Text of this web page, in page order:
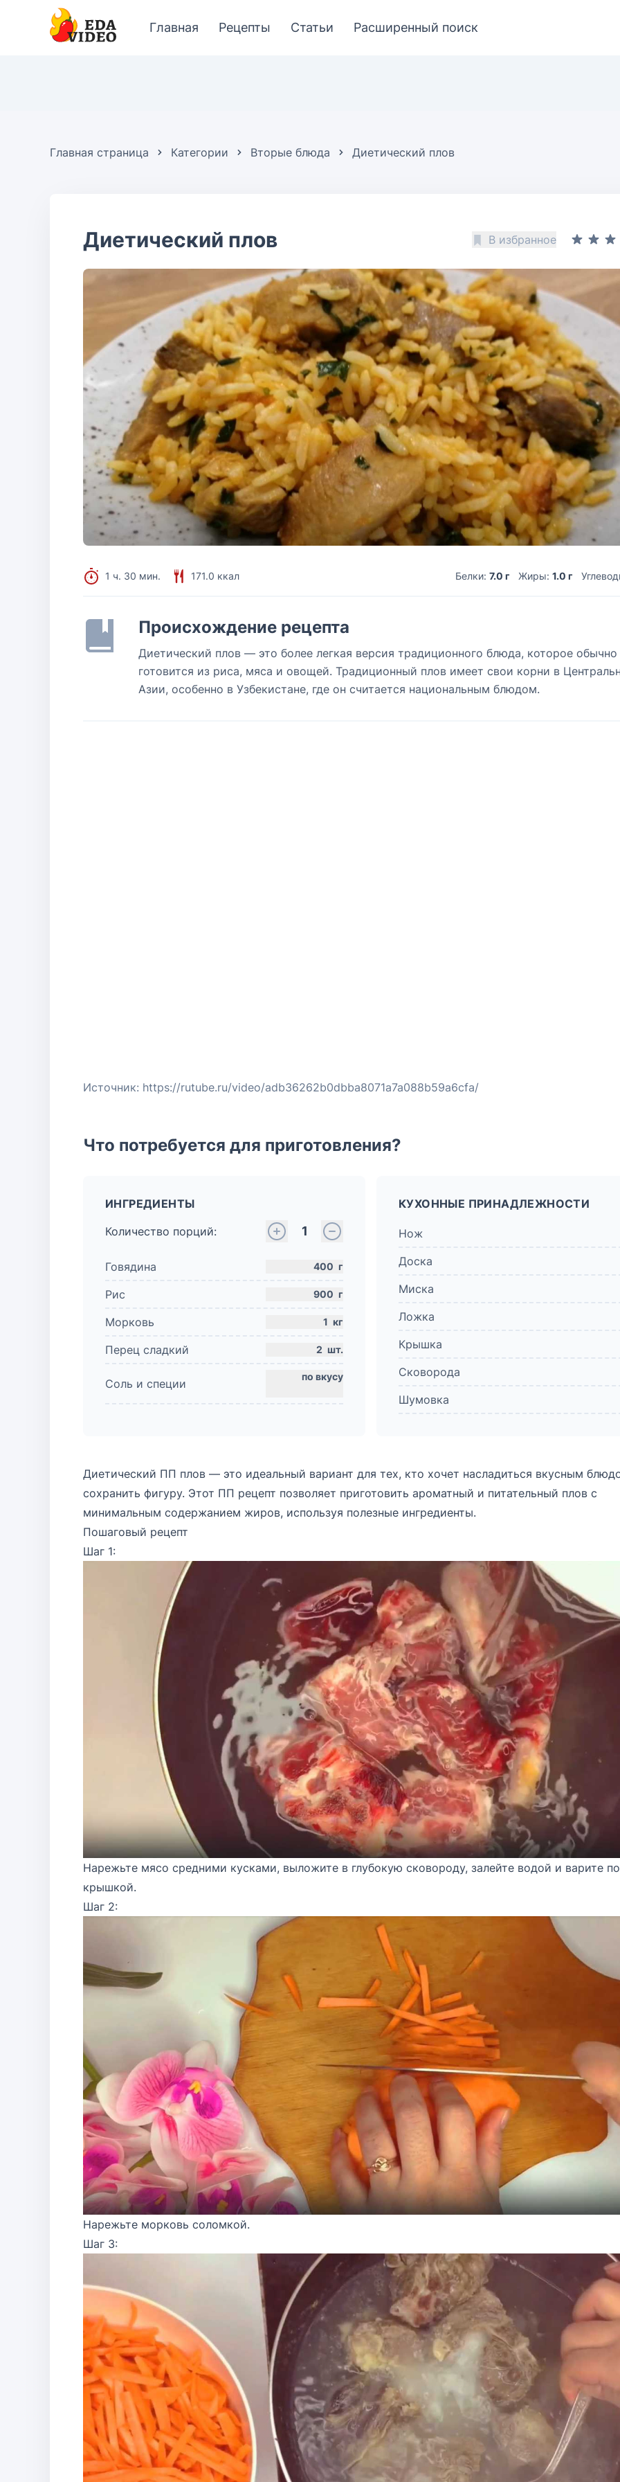
Главная Рецепты Статьи Расширенный поиск
Главная страница Категории Вторые блюда Диетический плов
Диетический плов В избранное
1 ч. 30 мин. 171.0 ккал Белки: 7.0 г Жиры: 1.0 г
Происхождение рецепта
Диетический плов — это более легкая версия традиционного блюда, которое обычно
готовится из риса, мяса и овощей. Традиционный плов имеет свои корни в
Азии, особенно в Узбекистане, где он считается национальным блюдом.
Источник: https://rutube.ru/video/adb36262b0dbba8071a7a088b59a6cfa/
Что потребуется для приготовления?
ИНГРЕДИЕНТЫ
Количество порций:
1
Говядина 400 г
Рис 900 г
Морковь 1 кг
Перец сладкий 2 шт.
Соль и специи
КУХОННЫЕ ПРИНАДЛЕЖНОСТИ
Нож
Доска
Миска
Ложка
Крышка
Сковорода
Шумовка
Диетический ПП плов — это идеальный вариант для тех, кто хочет насладиться вкусным
сохранить фигуру. Этот ПП рецепт позволяет приготовить ароматный и питательный плов с
минимальным содержанием жиров, используя полезные ингредиенты.
Пошаговый рецепт
Шаг 1:
Нарежьте мясо средними кусками, выложите в глубокую сковороду, залейте водой и варите
крышкой.
Шаг 2:
Нарежьте морковь соломкой.
Шаг 3: